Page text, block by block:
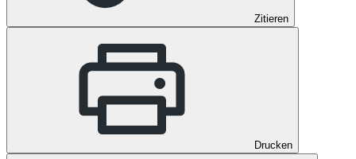
Zitieren
Drucken